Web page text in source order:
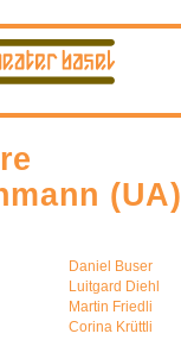
(UA)
Daniel Buser
Luitgard Diehl
Martin Friedli
Corina Krüttli